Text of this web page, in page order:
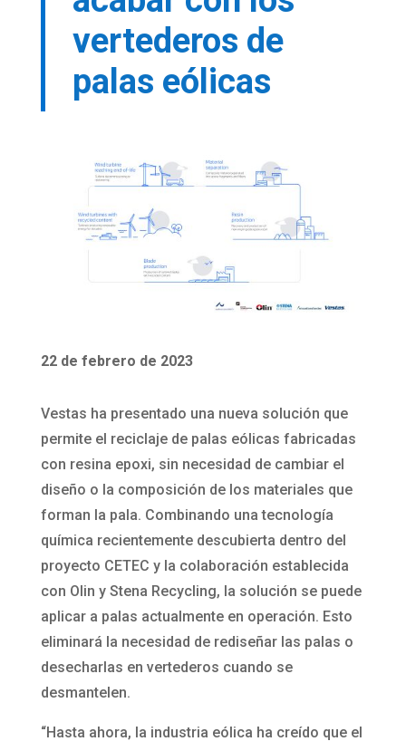
vertederos de
palas eólicas
22 de febrero de 2023
Vestas ha presentado una nueva solución que
permite el reciclaje de palas eólicas fabricadas
con resina epoxi, sin necesidad de cambiar el
diseño o la composición de los materiales que
forman la pala. Combinando una tecnología
química recientemente descubierta dentro del
proyecto CETEC y la colaboración establecida
con Olin y Stena Recycling, la solución se puede
aplicar a palas actualmente en operación. Esto
eliminará la necesidad de rediseñar las palas o
desecharlas en vertederos cuando se
desmantelen.
“Hasta ahora, la industria eólica ha creído que el